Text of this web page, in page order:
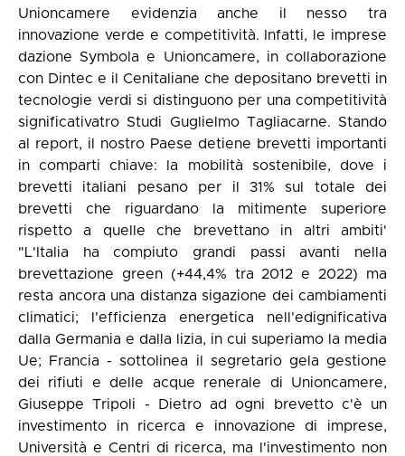
Unioncamere evidenzia anche il nesso tra
innovazione verde e competitività. Infatti, le imprese
dazione Symbola e Unioncamere, in collaborazione
con Dintec e il Cenitaliane che depositano brevetti in
tecnologie verdi si distinguono per una competitività
significativatro Studi Guglielmo Tagliacarne. Stando
al report, il nostro Paese detiene brevetti importanti
in comparti chiave: la mobilità sostenibile, dove i
brevetti italiani pesano per il 31% sul totale dei
brevetti che riguardano la mitimente superiore
rispetto a quelle che brevettano in altri ambiti'
"L'Italia ha compiuto grandi passi avanti nella
brevettazione green (+44,4% tra 2012 e 2022) ma
resta ancora una distanza sigazione dei cambiamenti
climatici; l'efficienza energetica nell'edignificativa
dalla Germania e dalla lizia, in cui superiamo la media
Ue; Francia - sottolinea il segretario gela gestione
dei rifiuti e delle acque renerale di Unioncamere,
Giuseppe Tripoli - Dietro ad ogni brevetto c'è un
investimento in ricerca e innovazione di imprese,
Università e Centri di ricerca, ma l'investimento non